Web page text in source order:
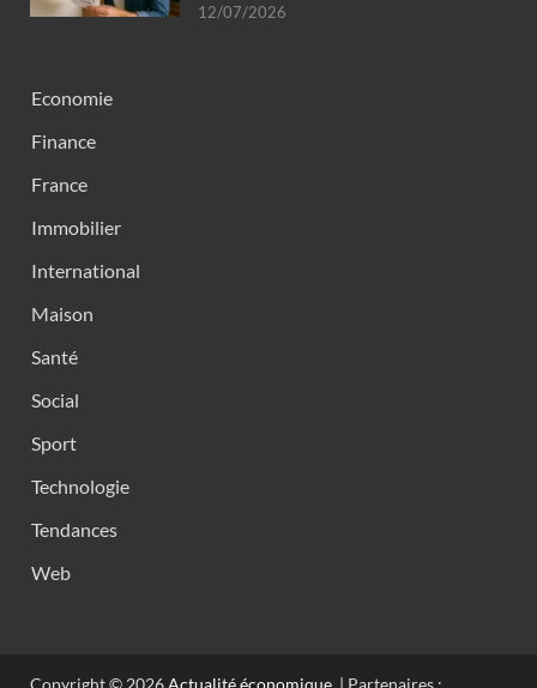
12/07/2026
Economie
Finance
France
Immobilier
International
Maison
Santé
Social
Sport
Technologie
Tendances
Web
Copyright © 2026 Actualité économique . | Partenaires :